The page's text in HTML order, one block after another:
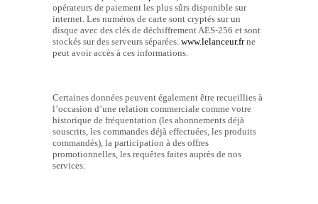
opérateurs de paiement les plus sûrs disponible sur
internet. Les numéros de carte sont cryptés sur un
disque avec des clés de déchiffrement AES-256 et sont
stockés sur des serveurs séparées. www.lelanceur.frne
peut avoir accès à ces informations.
Certaines données peuvent également être recueillies à
l’occasion d’une relation commerciale comme votre
historique de fréquentation (les abonnements déjà
souscrits, les commandes déjà effectuées, les produits
commandés), la participation à des offres
promotionnelles, les requêtes faites auprès de nos
services.